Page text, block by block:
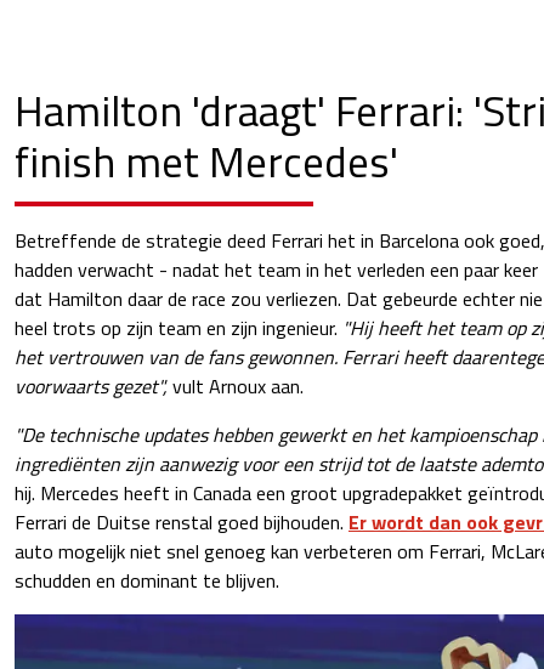
Hamilton 'draagt' Ferrari:
finish met Mercedes'
Betreffende de strategie deed Ferrari het in Barcelona ook
hadden verwacht - nadat het team in het verleden een paar
dat Hamilton daar de race zou verliezen. Dat gebeurde echter
heel trots op zijn team en zijn ingenieur. "Hij heeft het team op
het vertrouwen van de fans gewonnen. Ferrari heeft
voorwaarts gezet",vult Arnoux aan.
"De technische updates hebben gewerkt en het kampioenschap
ingrediënten zijn aanwezig voor een strijd tot de laatste
hij. Mercedes heeft in Canada een groot upgradepakket
Ferrari de Duitse renstal goed bijhouden. Er wordt dan ook
auto mogelijk niet snel genoeg kan verbeteren om Ferrari,
schudden en dominant te blijven.